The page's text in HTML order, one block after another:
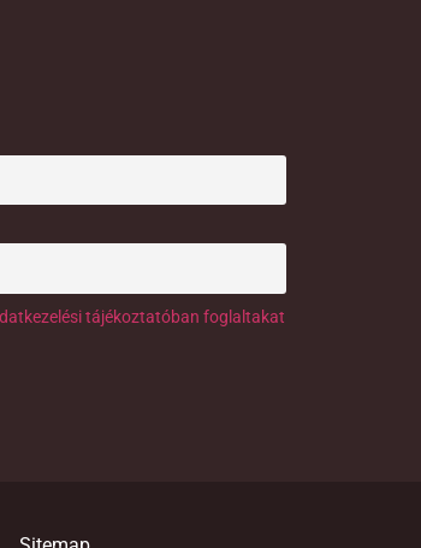
tájékoztatóban foglaltakat